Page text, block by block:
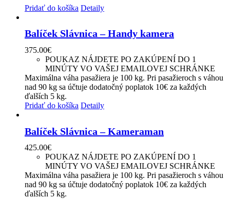
Pridať do košíka Detaily
Balíček Slávnica – Handy kamera
375.00€
POUKAZ NÁJDETE PO ZAKÚPENÍ DO 1
MINÚTY VO VAŠEJ EMAILOVEJ SCHRÁNKE
Maximálna váha pasažiera je 100 kg. Pri pasažieroch s váhou
nad 90 kg sa účtuje dodatočný poplatok 10€ za každých
ďalších 5 kg.
Pridať do košíka Detaily
Balíček Slávnica – Kameraman
425.00€
POUKAZ NÁJDETE PO ZAKÚPENÍ DO 1
MINÚTY VO VAŠEJ EMAILOVEJ SCHRÁNKE
Maximálna váha pasažiera je 100 kg. Pri pasažieroch s váhou
nad 90 kg sa účtuje dodatočný poplatok 10€ za každých
ďalších 5 kg.